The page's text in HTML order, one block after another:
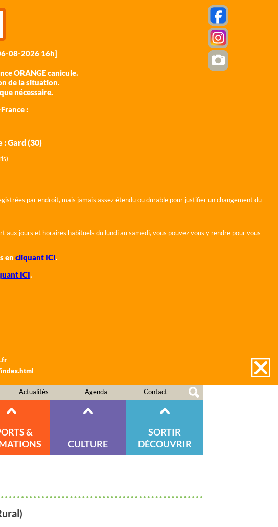
08-2026 16h]
ORANGE canicule.
de la situation.
nécessaire.
:
Gard (30)
par endroit, mais jamais assez étendu ou durable pour justifier un changement du
jours et horaires habituels du lundi au samedi, vous pouvez vous y rendre pour vous
en cliquant ICI.
ICI.
Actualités Agenda Contact
&
CULTURE
SORTIR
DÉCOUVRIR